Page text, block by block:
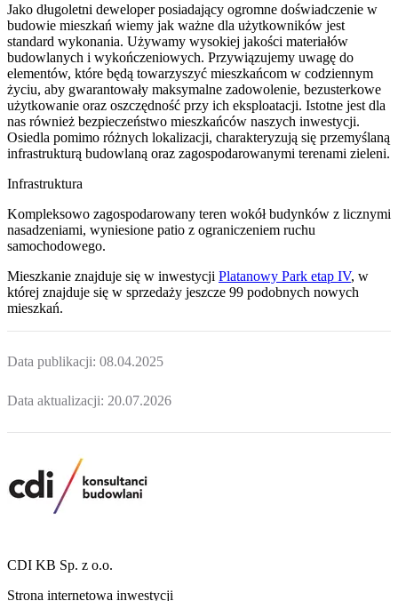
Jako długoletni deweloper posiadający ogromne doświadczenie w
budowie mieszkań wiemy jak ważne dla użytkowników jest
standard wykonania. Używamy wysokiej jakości materiałów
budowlanych i wykończeniowych. Przywiązujemy uwagę do
elementów, które będą towarzyszyć mieszkańcom w codziennym
życiu, aby gwarantowały maksymalne zadowolenie, bezusterkowe
użytkowanie oraz oszczędność przy ich eksploatacji. Istotne jest dla
nas również bezpieczeństwo mieszkańców naszych inwestycji.
Osiedla pomimo różnych lokalizacji, charakteryzują się przemyślaną
infrastrukturą budowlaną oraz zagospodarowanymi terenami zieleni.
Infrastruktura
Kompleksowo zagospodarowany teren wokół budynków z licznymi
nasadzeniami, wyniesione patio z ograniczeniem ruchu
samochodowego.
Mieszkanie znajduje się w inwestycji Platanowy Park etap IV, w
której znajduje się w sprzedaży jeszcze 99 podobnych nowych
mieszkań.
Data publikacji: 08.04.2025
Data aktualizacji: 20.07.2026
CDI KB Sp. z o.o.
Strona internetowa inwestycji